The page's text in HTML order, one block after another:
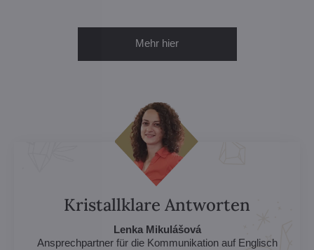
Mehr hier
Kristallklare Antworten
Lenka Mikulášová
Ansprechpartner für die Kommunikation auf Englisch